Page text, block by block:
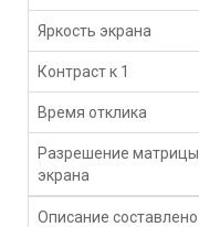
Яркость экрана
Контраст к 1
Время отклика
Разрешение матрицы
экрана
Описание